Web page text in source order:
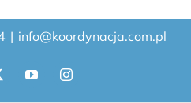
zawartości
| info@koordynacja.com.pl
YouTubeInstagram